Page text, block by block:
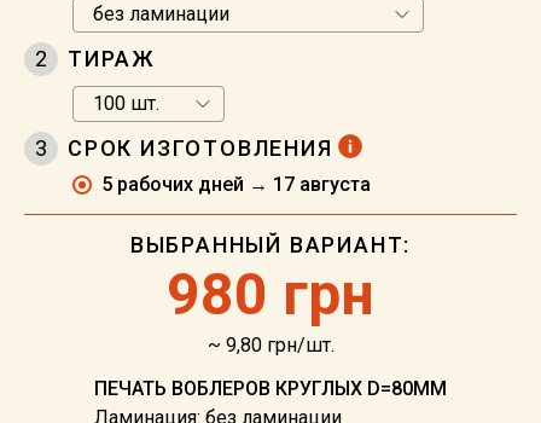
2 ТИРАЖ
3 СРОК ИЗГОТОВЛЕНИЯ
5 рабочих дней → 17 августа
ВЫБРАННЫЙ ВАРИАНТ:
980 грн
~ 9,80 грн/шт.
ПЕЧАТЬ ВОБЛЕРОВ КРУГЛЫХ D=80ММ
Ламинация: без ламинации